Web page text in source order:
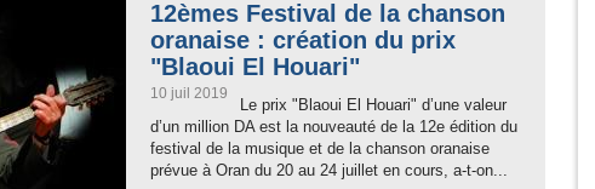
12èmes Festival de la chanson
oranaise : création du prix
"Blaoui El Houari"
10 juil 2019
Le prix "Blaoui El Houari" d’une valeur
d’un million DA est la nouveauté de la 12e édition du
festival de la musique et de la chanson oranaise
prévue à Oran du 20 au 24 juillet en cours, a-t-on...